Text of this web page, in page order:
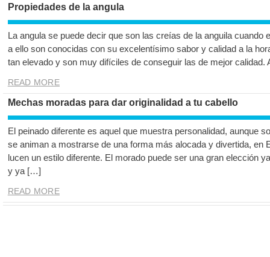
Propiedades de la angula
La angula se puede decir que son las creías de la anguila cuando
a ello son conocidas con su excelentísimo sabor y calidad a la
tan elevado y son muy difíciles de conseguir las de mejor
READ MORE
Mechas moradas para dar originalidad a tu cabello
El peinado diferente es aquel que muestra personalidad, aunque
se animan a mostrarse de una forma más alocada y divertida, en
lucen un estilo diferente. El morado puede ser una gran elección
y ya […]
READ MORE